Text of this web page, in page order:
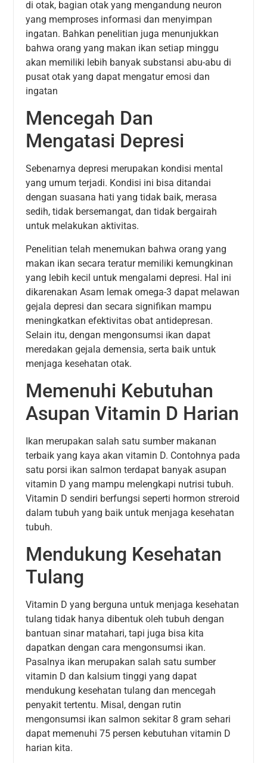
di otak, bagian otak yang mengandung neuron
yang memproses informasi dan menyimpan
ingatan. Bahkan penelitian juga menunjukkan
bahwa orang yang makan ikan setiap minggu
akan memiliki lebih banyak substansi abu-abu di
pusat otak yang dapat mengatur emosi dan
ingatan
Mencegah Dan
Mengatasi Depresi
Sebenarnya depresi merupakan kondisi mental
yang umum terjadi. Kondisi ini bisa ditandai
dengan suasana hati yang tidak baik, merasa
sedih, tidak bersemangat, dan tidak bergairah
untuk melakukan aktivitas.
Penelitian telah menemukan bahwa orang yang
makan ikan secara teratur memiliki kemungkinan
yang lebih kecil untuk mengalami depresi. Hal ini
dikarenakan Asam lemak omega-3 dapat melawan
gejala depresi dan secara signifikan mampu
meningkatkan efektivitas obat antidepresan.
Selain itu, dengan mengonsumsi ikan dapat
meredakan gejala demensia, serta baik untuk
menjaga kesehatan otak.
Memenuhi Kebutuhan
Asupan Vitamin D Harian
Ikan merupakan salah satu sumber makanan
terbaik yang kaya akan vitamin D. Contohnya pada
satu porsi ikan salmon terdapat banyak asupan
vitamin D yang mampu melengkapi nutrisi tubuh.
Vitamin D sendiri berfungsi seperti hormon streroid
dalam tubuh yang baik untuk menjaga kesehatan
tubuh.
Mendukung Kesehatan
Tulang
Vitamin D yang berguna untuk menjaga kesehatan
tulang tidak hanya dibentuk oleh tubuh dengan
bantuan sinar matahari, tapi juga bisa kita
dapatkan dengan cara mengonsumsi ikan.
Pasalnya ikan merupakan salah satu sumber
vitamin D dan kalsium tinggi yang dapat
mendukung kesehatan tulang dan mencegah
penyakit tertentu. Misal, dengan rutin
mengonsumsi ikan salmon sekitar 8 gram sehari
dapat memenuhi 75 persen kebutuhan vitamin D
harian kita.